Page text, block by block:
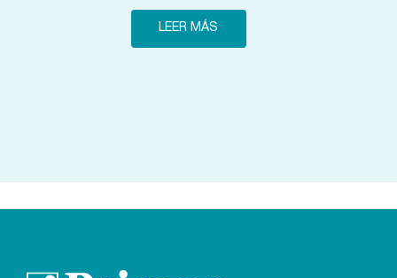
LEER MÁS